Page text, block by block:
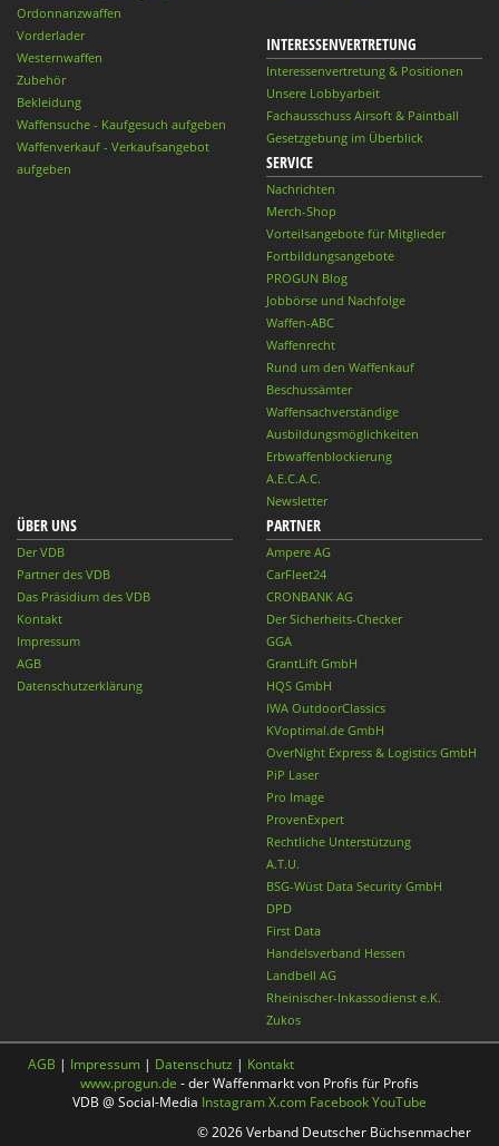
Ordonnanzwaffen
Vorderlader
Westernwaffen
Zubehör
Bekleidung
Waffensuche - Kaufgesuch aufgeben
Waffenverkauf - Verkaufsangebot
aufgeben
INTERESSENVERTRETUNG
Interessenvertretung & Positionen
Unsere Lobbyarbeit
Fachausschuss Airsoft & Paintball
Gesetzgebung im Überblick
SERVICE
Nachrichten
Merch-Shop
Vorteilsangebote für Mitglieder
Fortbildungsangebote
PROGUN Blog
Jobbörse und Nachfolge
Waffen-ABC
Waffenrecht
Rund um den Waffenkauf
Beschussämter
Waffensachverständige
Ausbildungsmöglichkeiten
Erbwaffenblockierung
A.E.C.A.C.
Newsletter
ÜBER UNS
Der VDB
Partner des VDB
Das Präsidium des VDB
Kontakt
Impressum
AGB
Datenschutzerklärung
PARTNER
Ampere AG
CarFleet24
CRONBANK AG
Der Sicherheits-Checker
GGA
GrantLift GmbH
HQS GmbH
IWA OutdoorClassics
KVoptimal.de GmbH
OverNight Express & Logistics GmbH
PiP Laser
Pro Image
ProvenExpert
Rechtliche Unterstützung
A.T.U.
BSG-Wüst Data Security GmbH
DPD
First Data
Handelsverband Hessen
Landbell AG
Rheinischer-Inkassodienst e.K.
Zukos
AGB | Impressum | Datenschutz | Kontakt
www.progun.de - der Waffenmarkt von Profis für Profis
VDB @ Social-Media InstagramX.com FacebookYouTube
© 2026 Verband Deutscher Büchsenmacher